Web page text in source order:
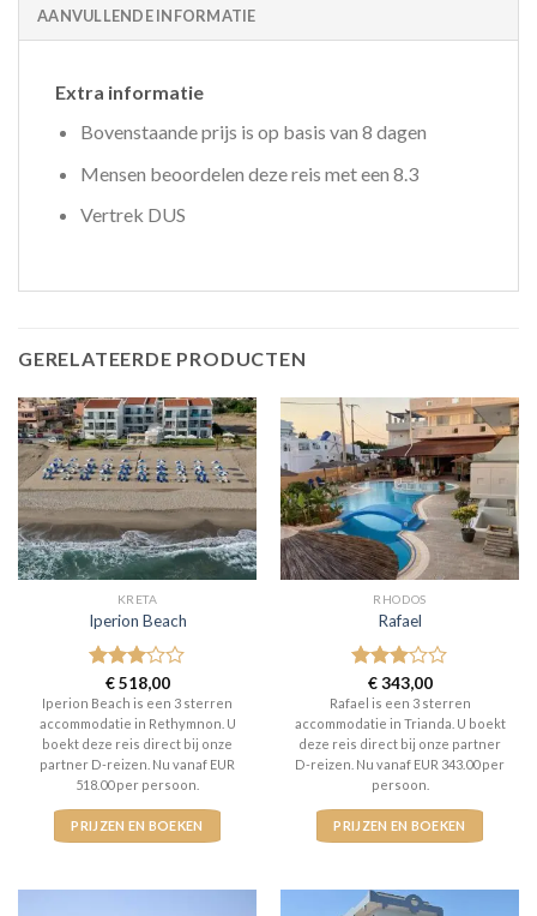
AANVULLENDE INFORMATIE
Extra informatie
Bovenstaande prijs is op basis van 8 dagen
Mensen beoordelen deze reis met een 8.3
Vertrek DUS
GERELATEERDE PRODUCTEN
KRETA
Iperion Beach
Gewaardeerd
3uit 5
€518,00
Iperion Beach is een 3 sterren
accommodatie in Rethymnon. U
boekt deze reis direct bij onze
partner D-reizen. Nu vanaf EUR
518.00 per persoon.
PRIJZEN EN BOEKEN
RHODOS
Rafael
Gewaardeerd
3uit 5
€343,00
Rafael is een 3 sterren
accommodatie in Trianda. U boekt
deze reis direct bij onze partner
D-reizen. Nu vanaf EUR 343.00 per
persoon.
PRIJZEN EN BOEKEN